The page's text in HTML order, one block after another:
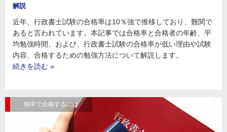
解説
近年、行政書士試験の合格率は10％強で推移しており、難関で
あると言われています。本記事では合格率と合格者の年齢、平
均勉強時間、および、行政書士試験の合格率が低い理由や試験
内容、合格するための勉強方法について解説します。
続きを読む »
独学で合格するには